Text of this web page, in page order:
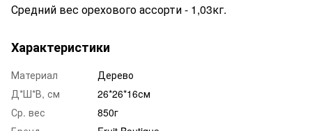
Средний вес орехового ассорти - 1,03кг.
Характеристики
Материал
Дерево
Д*Ш*В, см
26*26*16см
Ср. вес
850г